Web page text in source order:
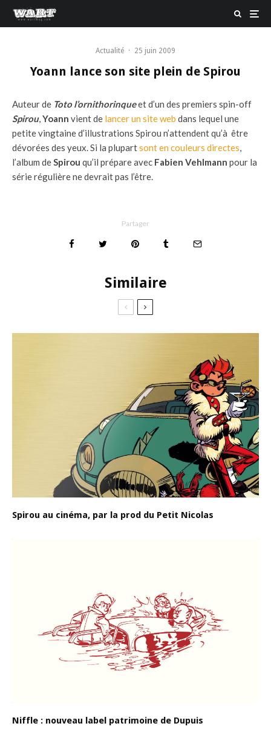
Actualité · 25 juin 2009
Yoann lance son site plein de Spirou
Auteur de Toto l’ornithorinqueet d’un des premiers spin-off
Spirou,Yoann vient de lancer un site web dans lequel une
petite vingtaine d’illustrations Spirou n’attendent qu’à être
dévorées des yeux. Si la plupartsont en couleurs directes,
l’album deSpirou qu’il prépare avec Fabien Vehlmann pour la
série régulière ne devrait pas l’être.
Partager
Similaire
Spirou au cinéma, par la prod du Petit Nicolas
Niffle : nouveau label patrimoine de Dupuis